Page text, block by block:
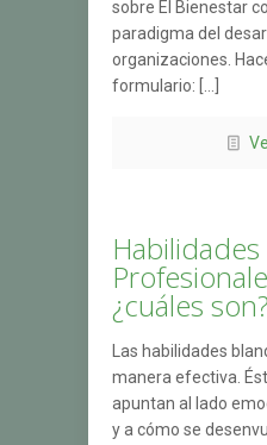
sobre El Bienestar
paradigma del
organizaciones.
formulario: […]
Habilidades
¿cuáles son?
Las habilidades
manera efectiva.
apuntan al lado
y a cómo se